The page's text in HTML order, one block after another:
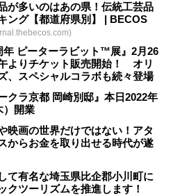
が多いのはあの県！伝統工芸品
ング【都道府県別】 | BECOS
年 ピーターラビット™展』2月26
よりチケット販売開始！ オリ
、スペシャルコラボも続々登場
クラ京都 岡崎別邸』本日2022年
）開業
映画の世界だけではない！アタ
からお金を取り出せる時代が遂
て有名な埼玉県比企郡小川町に
クツーリズムを推進します！